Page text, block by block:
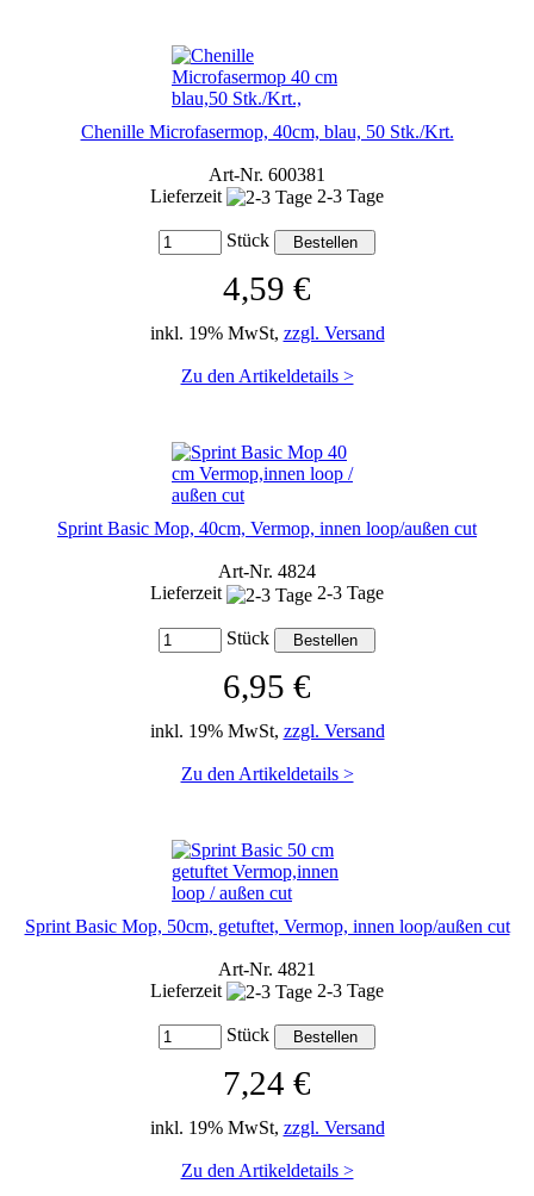
Chenille Microfasermop, 40cm, blau, 50 Stk./Krt.
Art-Nr. 600381
Lieferzeit
2-3 Tage
Stück
4,59 €
inkl. 19% MwSt, zzgl. Versand
Zu den Artikeldetails >
Sprint Basic Mop, 40cm, Vermop, innen loop/außen cut
Art-Nr. 4824
Lieferzeit
2-3 Tage
Stück
6,95 €
inkl. 19% MwSt, zzgl. Versand
Zu den Artikeldetails >
Sprint Basic Mop, 50cm, getuftet, Vermop, innen loop/außen cut
Art-Nr. 4821
Lieferzeit
2-3 Tage
Stück
7,24 €
inkl. 19% MwSt, zzgl. Versand
Zu den Artikeldetails >